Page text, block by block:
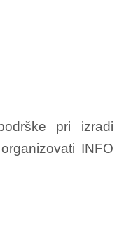
pri izradi
INFO